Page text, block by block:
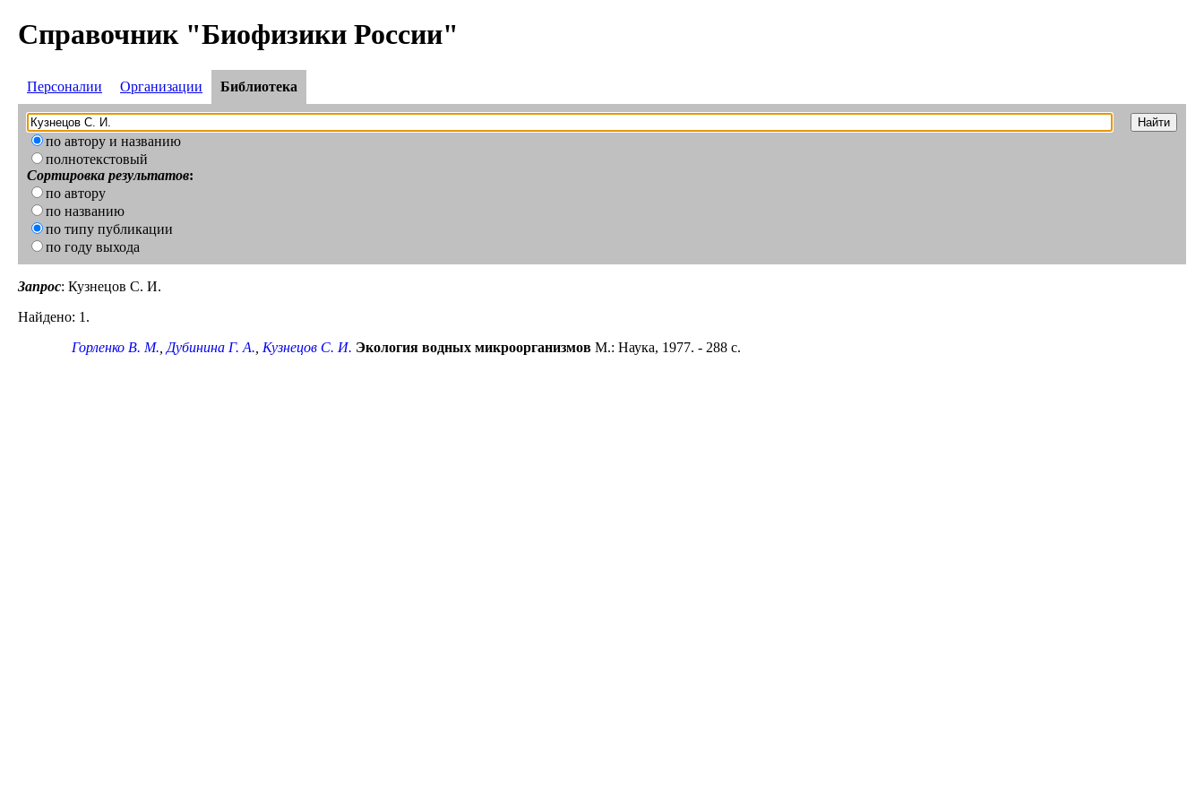
Справочник "Биофизики России"
Персоналии Организации Библиотека
по автору и названию
полнотекстовый
Сортировка результатов:
по автору
по названию
по типу публикации
по году выхода
Запрос: Кузнецов С. И.
Найдено: 1.
Горленко В. М.,Дубинина Г. А., Кузнецов С. И. Экология водных микроорганизмов М.: Наука, 1977. - 288 с.